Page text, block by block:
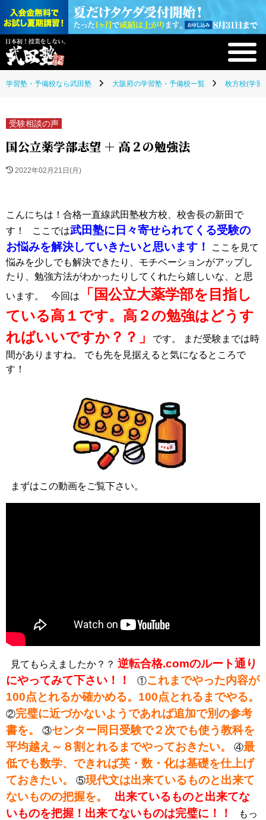
学習塾・予備校なら武田塾 大阪府の学習塾・予備校一覧 枚方校(学習
受験相談の声
国公立薬学部志望 ＋ 高２の勉強法
2022年02月21日(月)
こんにちは！合格一直線武田塾枚方校、校舎長の新田で
す！ ここでは武田塾に日々寄せられてくる受験の
お悩みを解決していきたいと思います！
ここを見て
悩みを少しでも解決できたり、モチベーションがアップし
たり、勉強方法がわかったりしてくれたら嬉しいな、と思
います。 今回は
「国公立大薬学部を目指し
ている高１です。高２の勉強はどうす
ればいいですか？？」
です。 まだ受験までは時
間がありますね。 でも先を見据えると気になるところで
す！
まずはこの動画をご覧下さい。
見てもらえましたか？？ 逆転合格.comのルート通り
にやってみて下さい！！
①これまでやった内容が
100点とれるか確かめる。100点とれるまでやる。
②完璧に近づかないようであれば追加で別の参考
書を。
③センター同日受験で２次でも使う教科を
平均越え～８割とれるまでやっておきたい。
④最
低でも数学、できれば英・数・化は基礎を仕上げ
ておきたい。
⑤現代文は出来ているものと出来て
ないものの把握を。
出来ているものと出来てな
いものを把握！出来てないものは完璧に！！
もっ